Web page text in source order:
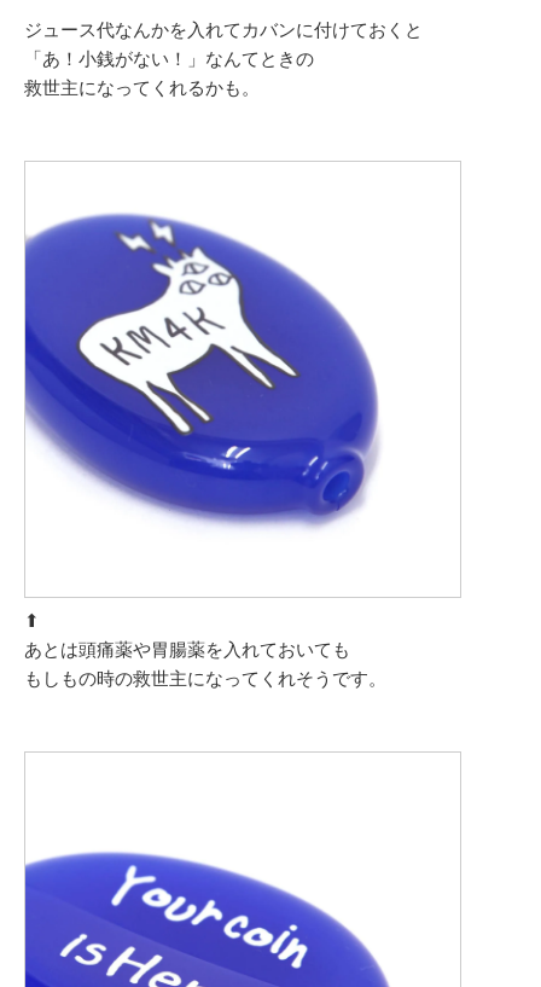
ジュース代なんかを入れてカバンに付けておくと
「あ！小銭がない！」なんてときの
救世主になってくれるかも。
⬆︎
あとは頭痛薬や胃腸薬を入れておいても
もしもの時の救世主になってくれそうです。